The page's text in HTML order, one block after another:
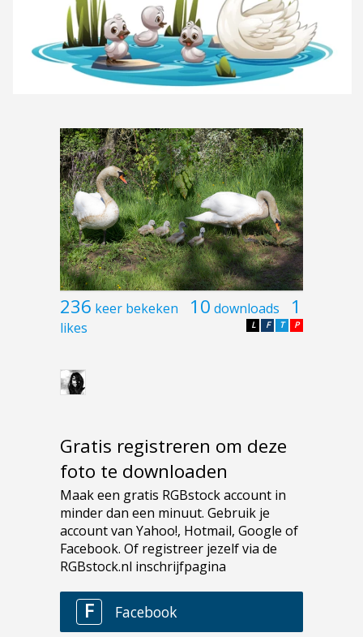
236 keer bekeken 10 downloads 1
likes P
T
F
L
Gratis registreren om deze
foto te downloaden